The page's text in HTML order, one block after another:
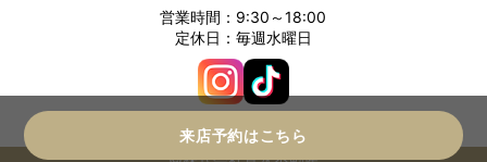
営業時間：9:30～18:00
定休日：毎週水曜日
来店予約はこちら